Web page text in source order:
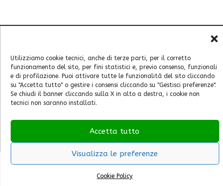
Utilizziamo cookie tecnici, anche di terze parti, per il corretto
funzionamento del sito, per fini statistici e, previo consenso, funzionali
e di profilazione. Puoi attivare tutte le funzionalità del sito cliccando
su "Accetta tutto" o gestire i consensi cliccando su "Gestisci preferenze".
Se chiudi il banner cliccando sulla X in alto a destra, i cookie non
tecnici non saranno installati.
Accetta tutto
Visualizza le preferenze
Cookie Policy
Contatti
Cookie Policy (UE)
Feste e sagre
Home